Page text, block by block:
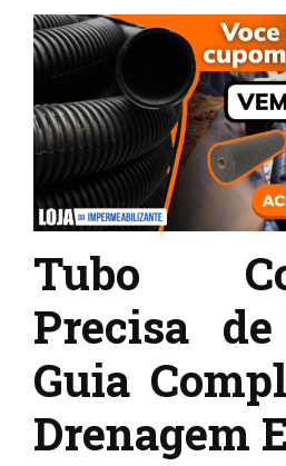
Tubo
Precisa
Guia
Drenagem